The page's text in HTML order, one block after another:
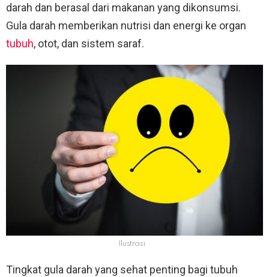
darah dan berasal dari makanan yang dikonsumsi.
Gula darah memberikan nutrisi dan energi ke organ
tubuh, otot, dan sistem saraf.
Ilustrasi
Tingkat gula darah yang sehat penting bagi tubuh